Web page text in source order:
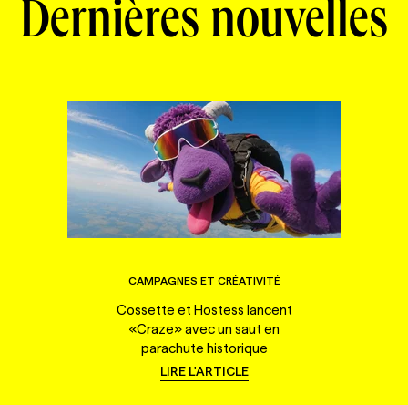
Dernières nouvelles
CAMPAGNES ET CRÉATIVITÉ
Cossette et Hostess lancent
«Craze» avec un saut en
parachute historique
LIRE L'ARTICLE